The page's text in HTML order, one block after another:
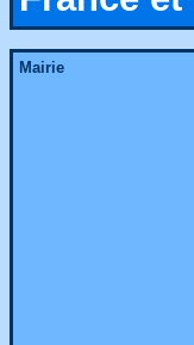
Mairie